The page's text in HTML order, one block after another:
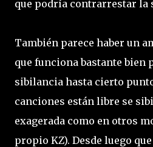
que podría contrarrestar la
También parece haber un
que funciona bastante bien
sibilancia hasta cierto
canciones están libre se
exagerada como en otros
propio KZ). Desde luego